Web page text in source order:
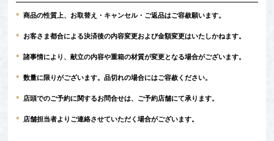
* 商品の性質上、お取替え・キャンセル・ご返品はご容赦願います。
* お客さま都合による決済後の内容変更および金額変更はいたしかねます。
* 諸事情により、献立の内容や重箱の材質が変更となる場合がございます。
* 数量に限りがございます。品切れの場合にはご容赦ください。
* 店頭でのご予約に関するお問合せは、ご予約店舗にて承ります。
* 店舗担当者よりご連絡させていただく場合がございます。